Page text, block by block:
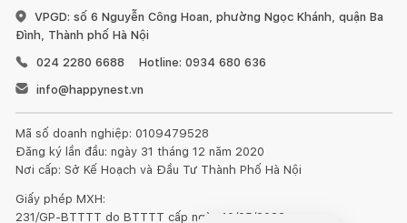
VPGD: số 6 Nguyễn Công Hoan, phường Ngọc Khánh, quận Ba
Đình, Thành phố Hà Nội
024 2280 6688
Hotline: 0934 680 636
info@happynest.vn
Mã số doanh nghiệp: 0109479528
Đăng ký lần đầu: ngày 31 tháng 12 năm 2020
Nơi cấp: Sở Kế Hoạch và Đầu Tư Thành Phố Hà Nội
Giấy phép MXH:
231/GP-BTTTT do BTTTT cấp ngày 10/05/2022